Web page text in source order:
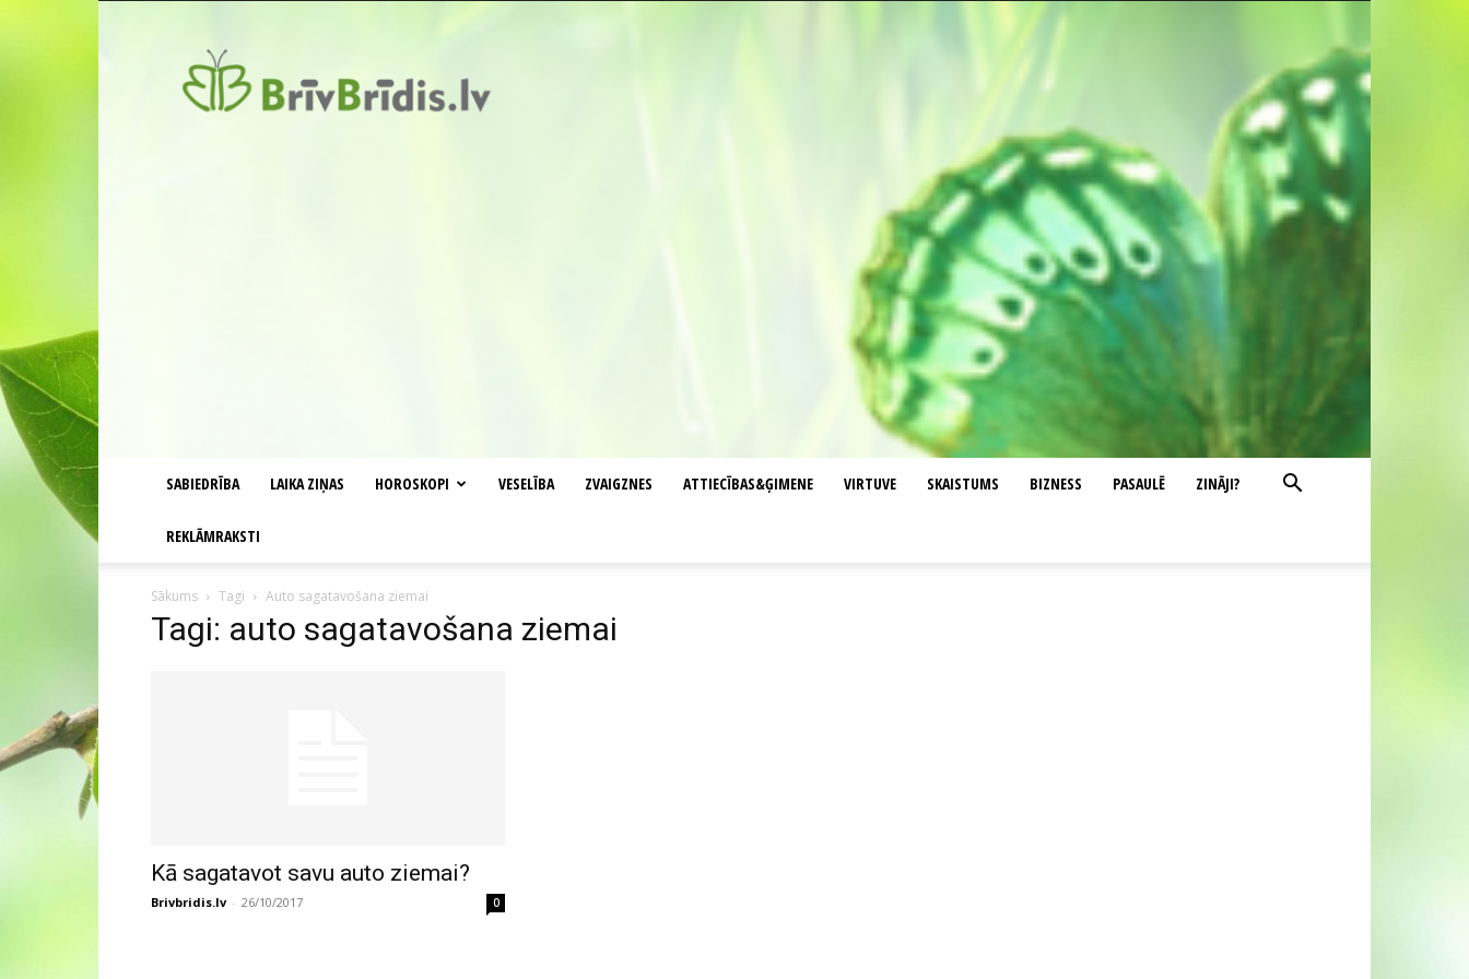
SABIEDRĪBA LAIKA ZIŅAS HOROSKOPI VESELĪBA ZVAIGZNES ATTIECĪBAS&ĢIMENE VIRTUVE SKAISTUMS BIZNESS PASAULĒ ZINĀJI?
REKLĀMRAKSTI
Sākums Tagi Auto sagatavošana ziemai
Tagi: auto sagatavošana ziemai
Kā sagatavot savu auto ziemai?
Brivbridis.lv - 26/10/2017 0